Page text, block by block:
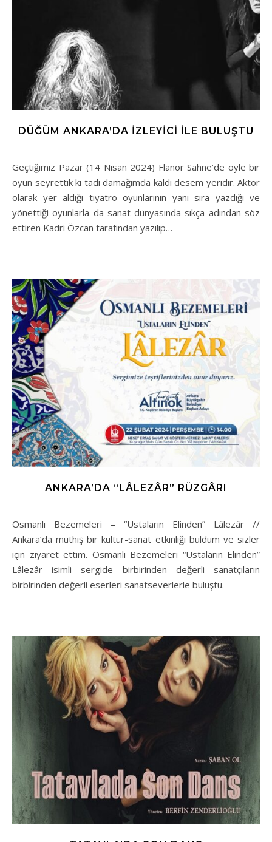
DÜĞÜM ANKARA’DA İZLEYICI ILE BULUŞTU
Geçtiğimiz Pazar (14 Nisan 2024) Flanör Sahne’de öyle bir
oyun seyrettik ki tadı damağımda kaldı desem yeridir. Aktör
olarak yer aldığı tiyatro oyunlarının yanı sıra yazdığı ve
yönettiği oyunlarla da sanat dünyasında sıkça adından söz
ettiren Kadri Özcan tarafından yazılıp…
ANKARA’DA “LÂLEZÂR” RÜZGÂRI
Osmanlı Bezemeleri – “Ustaların Elinden” Lâlezâr //
Ankara’da müthiş bir kültür-sanat etkinliği buldum ve sizler
için ziyaret ettim. Osmanlı Bezemeleri “Ustaların Elinden”
Lâlezâr isimli sergide birbirinden değerli sanatçıların
birbirinden değerli eserleri sanatseverlerle buluştu.